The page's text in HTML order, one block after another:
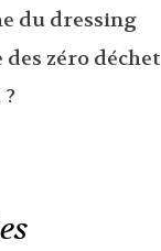
du dressing
des zéro déchet